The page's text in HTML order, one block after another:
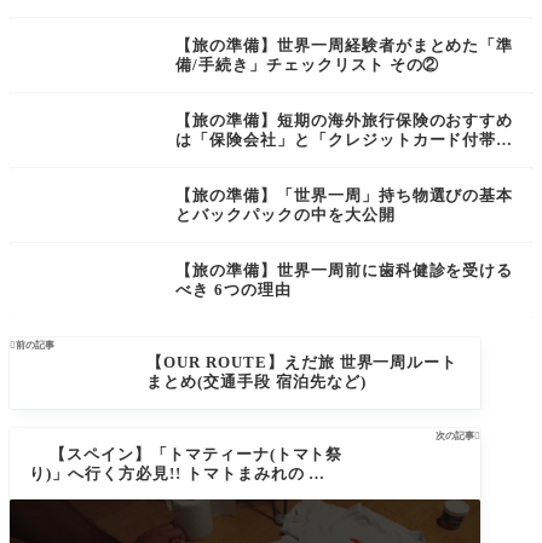
【旅の準備】世界一周経験者がまとめた「準
備/手続き」チェックリスト その②
【旅の準備】短期の海外旅行保険のおすすめ
は「保険会社」と「クレジットカード付帯」
【旅の準備】「世界一周」持ち物選びの基本
とバックパックの中を大公開
【旅の準備】世界一周前に歯科健診を受ける
べき 6つの理由
前の記事
【OUR ROUTE】えだ旅 世界一周ルート
まとめ(交通手段 宿泊先など)
次の記事
【スペイン】「トマティーナ(トマト祭
り)」へ行く方必見!! トマトまみれの 突撃